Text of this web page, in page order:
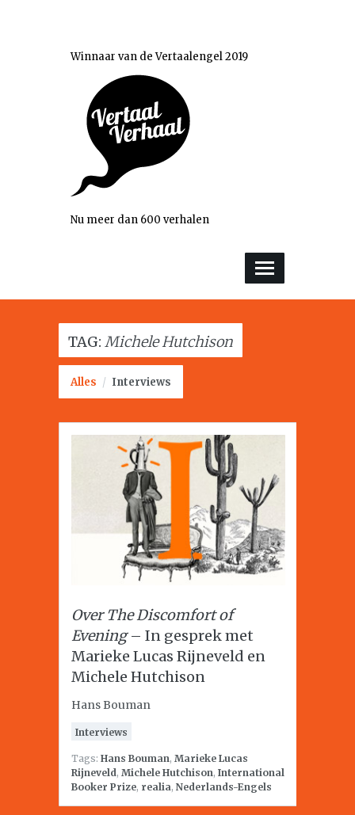
Winnaar van de Vertaalengel 2019
Nu meer dan 600 verhalen
TAG: Michele Hutchison
Alles / Interviews
Over The Discomfort of
Evening– In gesprek met
Marieke Lucas Rijneveld en
Michele Hutchison
Hans Bouman
Interviews
Tags: Hans Bouman, Marieke Lucas
Rijneveld, Michele Hutchison, International
Booker Prize, realia, Nederlands-Engels